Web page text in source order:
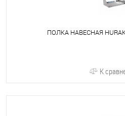
ПОЛКА НАВЕСНАЯ
К